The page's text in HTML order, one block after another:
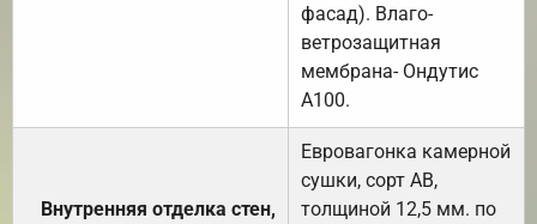
фасад). Влаго-
ветрозащитная
мембрана- Ондутис
А100.
Внутренняя отделка стен,
Евровагонка камерной
сушки, сорт АВ,
толщиной 12,5 мм. по